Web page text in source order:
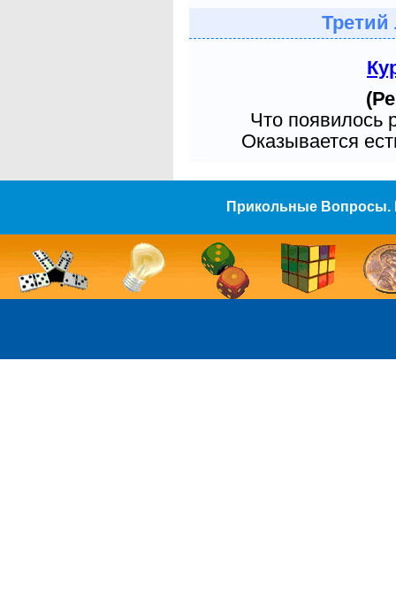
Что появилось
Оказывается
Прикольные Вопросы.